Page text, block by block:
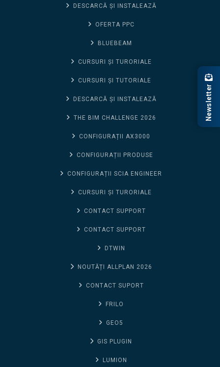
DESCARCĂ ȘI INSTALEAZĂ
OFERTA PPC
BLUEBEAM
CURSURI ȘI TURORIALE
CURSURI ȘI TUTORIALE
DESCARCĂ ȘI INSTALEAZĂ
THE BIM CHALLENGE 2026
CONFIGURAȚII AX3000
CONFIGURAȚII PRODUSE
CONFIGURAȚII SCIA ENGINEER
CURSURI ȘI TURORIALE
CONTACT SUPPORT
CONTACT SUPPORT
DTWIN
NOUTĂȚI ALLPLAN 2026
CONTACT SUPORT
FRILO
GEO5
GIS PLUGIN
LUMION
Newsletter